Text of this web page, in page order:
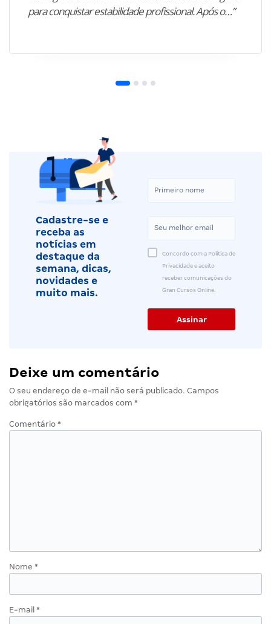
para conquistar estabilidade profissional. Após o…”
Cadastre-se e
receba as
notícias em
destaque da
semana, dicas,
novidades e
muito mais.
Concordo com a Política de
Privacidade e aceito
receber comunicações do
Gran Cursos Online.
Deixe um comentário
O seu endereço de e-mail não será publicado. Campos
obrigatórios são marcados com *
Comentário *
Nome *
E-mail *